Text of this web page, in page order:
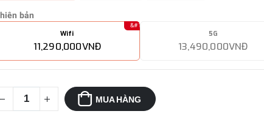
bản
Wifi
11,290,000VNĐ
5G
13,490,000VNĐ
MUA HÀNG